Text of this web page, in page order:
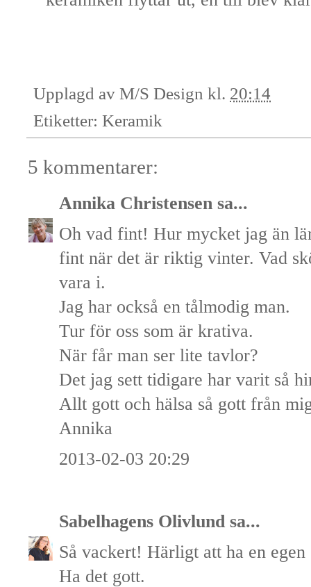
Upplagd av M/S Design kl. 20:14
Etiketter: Keramik
5 kommentarer:
Annika Christensen sa...
Oh vad fint! Hur mycket jag än
fint när det är riktig vinter. Vad
vara i.
Jag har också en tålmodig man.
Tur för oss som är krativa.
När får man ser lite tavlor?
Det jag sett tidigare har varit så
Allt gott och hälsa så gott från
Annika
2013-02-03 20:29
Sabelhagens Olivlund sa...
Så vackert! Härligt att ha en egen
Ha det gott.